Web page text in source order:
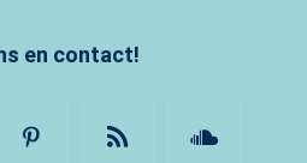
en contact!